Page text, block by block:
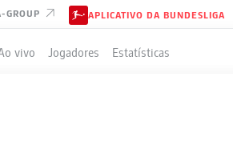
GROUP APLICATIVO DA BUNDESLIGA
vivo Jogadores Estatísticas